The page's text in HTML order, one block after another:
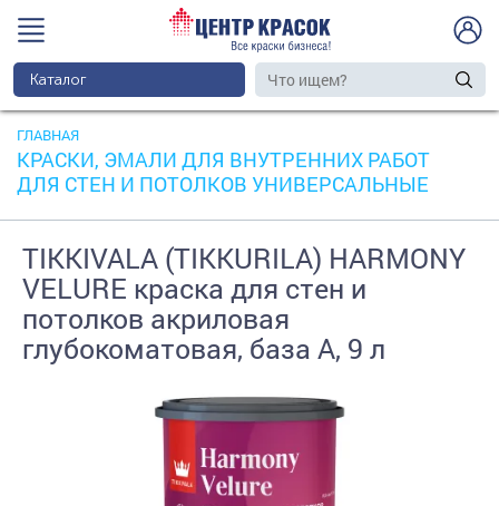
Каталог
ГЛАВНАЯ
КРАСКИ, ЭМАЛИ ДЛЯ ВНУТРЕННИХ РАБОТ
ДЛЯ СТЕН И ПОТОЛКОВ УНИВЕРСАЛЬНЫЕ
TIKKIVALA (TIKKURILA) HARMONY
VELURE краска для стен и
потолков акриловая
глубокоматовая, база А, 9 л